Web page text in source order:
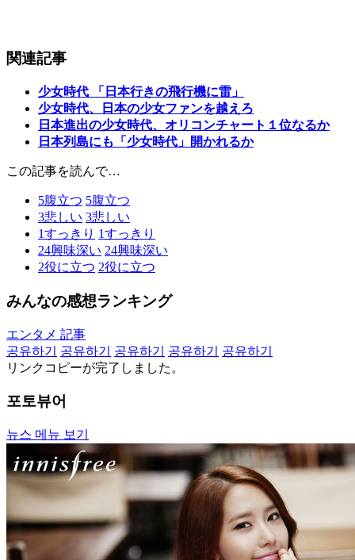
関連記事
少女時代 「日本行きの飛行機に雷」
少女時代、日本の少女ファンを越えろ
日本進出の少女時代、オリコンチャート１位なるか
日本列島にも「少女時代」開かれるか
この記事を読んで…
5腹立つ 5腹立つ
3悲しい 3悲しい
1すっきり 1すっきり
24興味深い 24興味深い
2役に立つ 2役に立つ
みんなの感想ランキング
エンタメ 記事
공유하기
공유하기 공유하기 공유하기
공유하기
リンクコピーが完了しました。
포토뷰어
뉴스 메뉴 보기